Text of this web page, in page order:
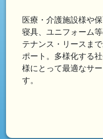
医療・介護施設様や
寝具、ユニフォーム
テナンス・リースま
ポート。多様化する
様にとって最適なサ
す。